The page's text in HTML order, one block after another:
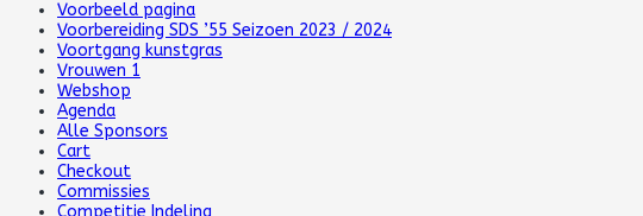
Voorbeeld pagina
Voorbereiding SDS ’55 Seizoen 2023 / 2024
Voortgang kunstgras
Vrouwen 1
Webshop
Agenda
Alle Sponsors
Cart
Checkout
Commissies
Competitie Indeling